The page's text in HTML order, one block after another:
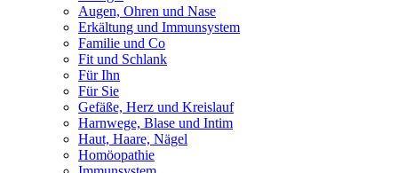
Augen, Ohren und Nase
Erkältung und Immunsystem
Familie und Co
Fit und Schlank
Für Ihn
Für Sie
Gefäße, Herz und Kreislauf
Harnwege, Blase und Intim
Haut, Haare, Nägel
Homöopathie